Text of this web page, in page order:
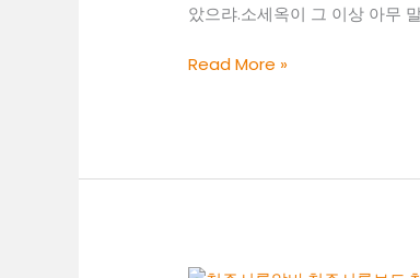
았으랴.소세옥이 그 이상 아무
유
Read More »